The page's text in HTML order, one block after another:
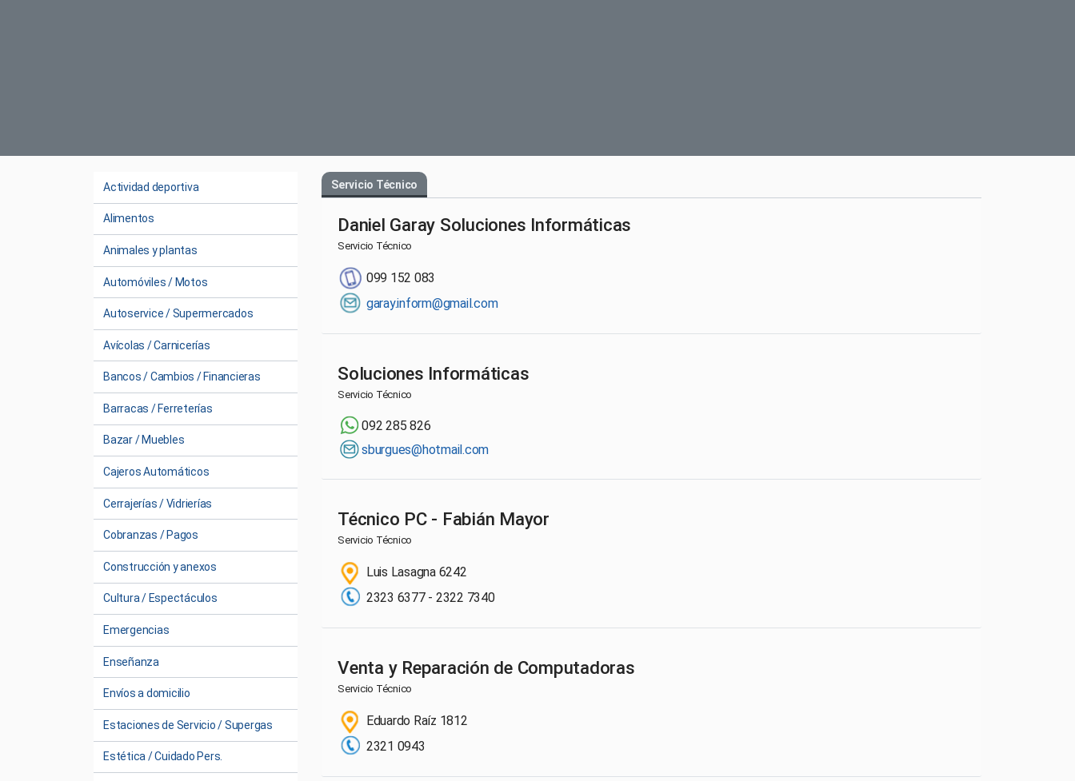
Actividad deportiva
Alimentos
Animales y plantas
Automóviles / Motos
Autoservice / Supermercados
Avícolas / Carnicerías
Bancos / Cambios / Financieras
Barracas / Ferreterías
Bazar / Muebles
Cajeros Automáticos
Cerrajerías / Vidrierías
Cobranzas / Pagos
Construcción y anexos
Cultura / Espectáculos
Emergencias
Enseñanza
Envíos a domicilio
Estaciones de Servicio / Supergas
Estética / Cuidado Pers.
Servicio Técnico
Daniel Garay Soluciones Informáticas
Servicio Técnico
099 152 083
garay.inform@gmail.com
Soluciones Informáticas
Servicio Técnico
092 285 826
sburgues@hotmail.com
Técnico PC - Fabián Mayor
Servicio Técnico
Luis Lasagna 6242
2323 6377 - 2322 7340
Venta y Reparación de Computadoras
Servicio Técnico
Eduardo Raíz 1812
2321 0943